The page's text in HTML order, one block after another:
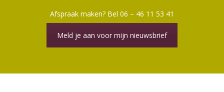
Afspraak maken? Bel 06 – 46 11 53 41
Meld je aan voor mijn nieuwsbrief